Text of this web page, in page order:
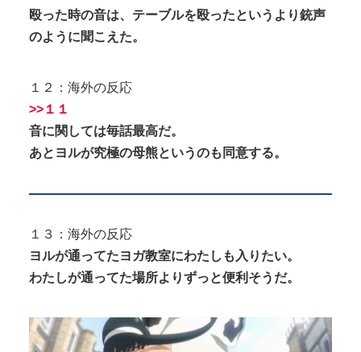
殴った時の音は、テーブルを殴ったというより銃声
のように聞こえた。
１２：海外の反応
>>１１
音に関しては毎話最高だ。
あとヨルが究極の母熊というのも同意する。
１３：海外の反応
ヨルが通ってたヨガ教室にわたしも入りたい。
わたしが通ってた場所よりずっと便利そうだ。